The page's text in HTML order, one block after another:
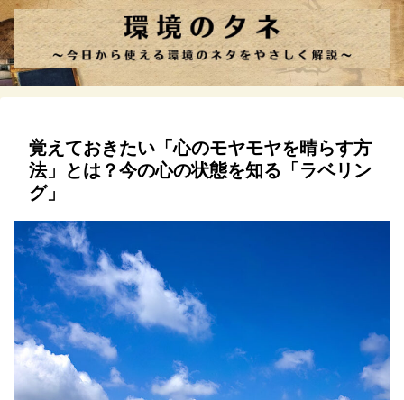
覚えておきたい「心のモヤモヤを晴らす方
法」とは？今の心の状態を知る「ラベリン
グ」